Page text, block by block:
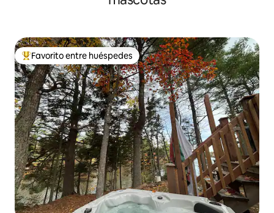
Favorito entre huéspedes preferido
Favorito entre huéspedes